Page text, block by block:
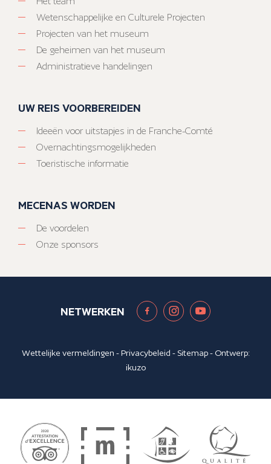
Wetenschappelijke en Culturele Projecten
Projecten van het museum
De geheimen van het museum
Administratieve handelingen
UW REIS VOORBEREIDEN
Ideeën voor uitstapjes in de Franche-Comté
Overnachtingsmogelijkheden
Toeristische informatie
MECENAS WORDEN
De voordelen
Onze sponsors
NETWERKEN
Wettelijke vermeldingen -Privacybeleid - Sitemap- Ontwerp:
ikuzo